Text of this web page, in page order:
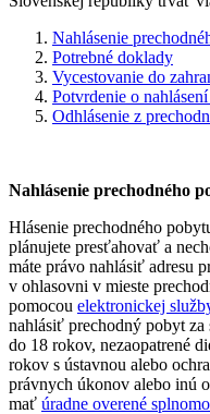
Nahlásenie
Potrebné doklady
Vycestovanie do
Potvrdenie o
Odhlásenie z
Nahlásenie prechodného
Hlásenie prechodného
plánujete presťahovať a
máte právo nahlásiť adresu
v ohlasovni v mieste
pomocou elektronickej
nahlásiť prechodný pobyt
do 18 rokov, nezaopatrené
rokov s ústavnou alebo
právnych úkonov alebo inú
mať úradne overené